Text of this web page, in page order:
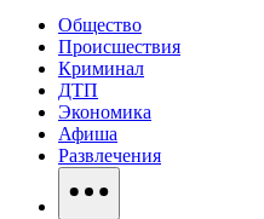
Общество
Происшествия
Криминал
ДТП
Экономика
Афиша
Развлечения